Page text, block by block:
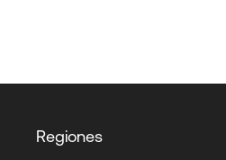
Regiones